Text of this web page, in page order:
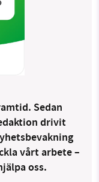
Sedan
drivit
vårt arbete –
oss.